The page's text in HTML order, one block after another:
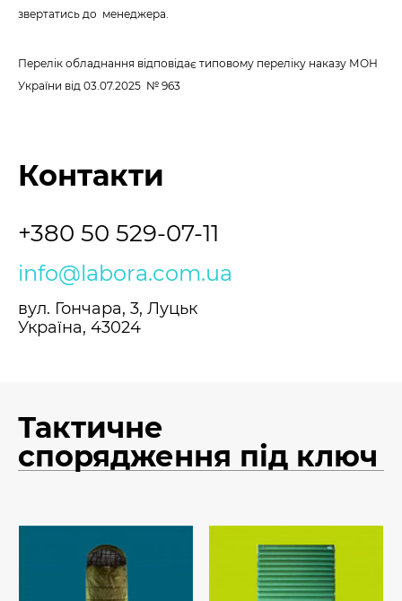
звертатись до менеджера.
Перелік обладнання відповідає типовому переліку наказу МОН
України від 03.07.2025 № 963
Контакти
+380 50 529-07-11
info@labora.com.ua
вул. Гончара, 3, Луцьк
Україна, 43024
Тактичне
спорядження під ключ